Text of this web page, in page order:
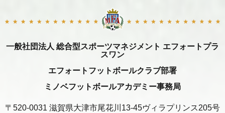
一般社団法人 総合型スポーツマネジメント エフォートプラ
スワン
エフォートフットボールクラブ部署
ミノベフットボールアカデミー事務局
〒520-0031 滋賀県大津市尾花川13-45ヴィラプリンス205号